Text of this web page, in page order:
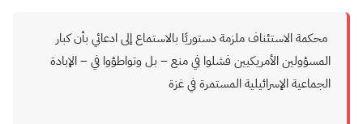
محكمة الاستئناف ملزمة دستوريًا بالاستماع إلى ادعائي بأن كبار
المسؤولين الأمريكيين فشلوا في منع – بل وتواطؤوا في – الإبادة
الجماعية الإسرائيلية المستمرة في غزة